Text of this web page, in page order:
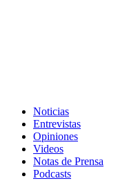
Noticias
Entrevistas
Opiniones
Videos
Notas de Prensa
Podcasts